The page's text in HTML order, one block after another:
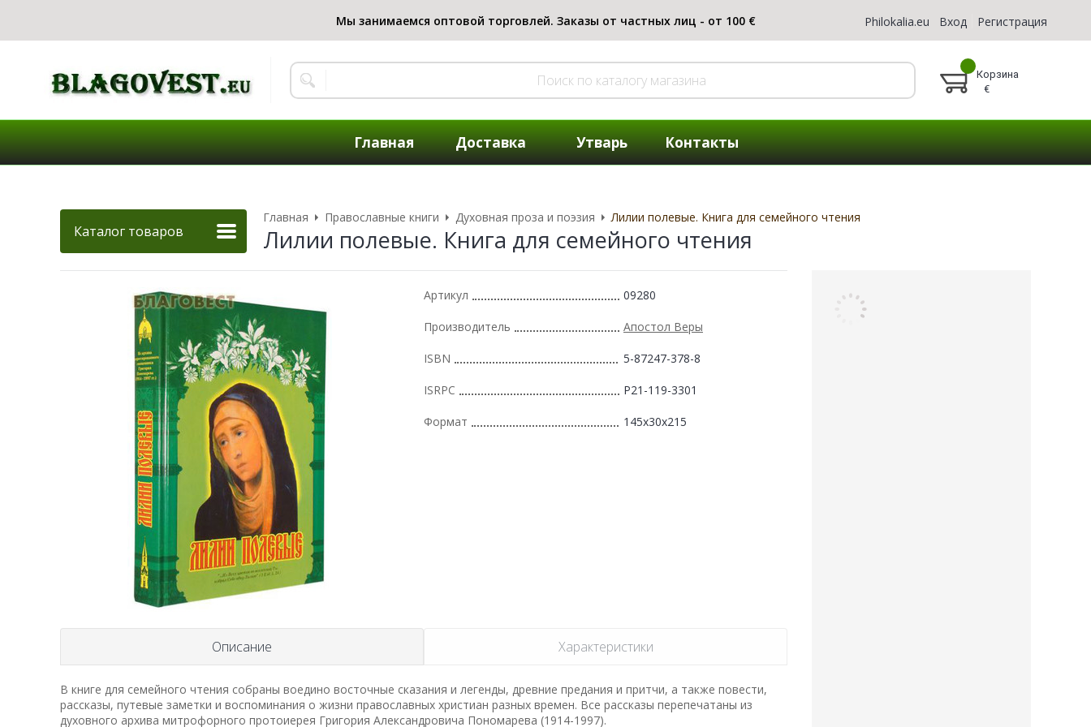
Philokalia.eu Вход Регистрация
Корзина
€
Главная Доставка Утварь Контакты
Каталог товаров
Главная Православные книги Духовная проза и поэзия Лилии полевые. Книга для семейного чтения
Лилии полевые. Книга для семейного чтения
Артикул 09280
Производитель Апостол Веры
ISBN 5-87247-378-8
ISRPC Р21-119-3301
Формат 145x30x215
Описание Характеристики
В книге для семейного чтения собраны воедино восточные сказания и легенды, древние предания и притчи, а также повести,
рассказы, путевые заметки и воспоминания о жизни православных христиан разных времен. Все рассказы перепечатаны из
духовного архива митрофорного протоиерея Григория Александровича Пономарева (1914-1997).